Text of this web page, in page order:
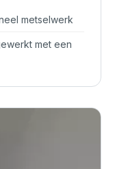
metselwerk
met een